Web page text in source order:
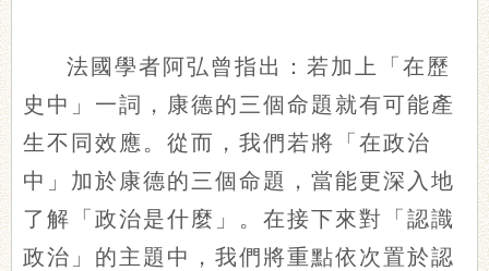
法國學者阿弘曾指出：若加上「在歷
史中」一詞，康德的三個命題就有可能產
生不同效應。從而，我們若將「在政治
中」加於康德的三個命題，當能更深入地
了解「政治是什麼」。在接下來對「認識
政治」的主題中，我們將重點依次置於認